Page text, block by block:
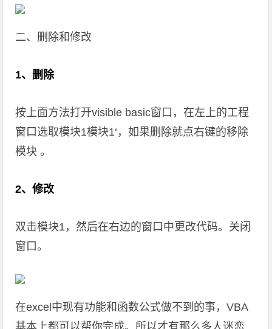
二、删除和修改
1、删除
按上面方法打开visible basic窗口，在左上的工程
窗口选取模块1模块1‘，如果删除就点右键的移除
模块 。
2、修改
双击模块1，然后在右边的窗口中更改代码。关闭
窗口。
在excel中现有功能和函数公式做不到的事，VBA
基本上都可以帮你完成。所以才有那么多人迷恋